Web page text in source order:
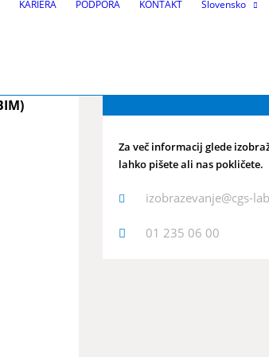
KARIERA PODPORA KONTAKT Slovensko
Koledar razpisanih
Za več informacij glede
lahko pišete ali nas pokličete.
izobrazevanje@cgs-
01 235 06 00
in upravljanje